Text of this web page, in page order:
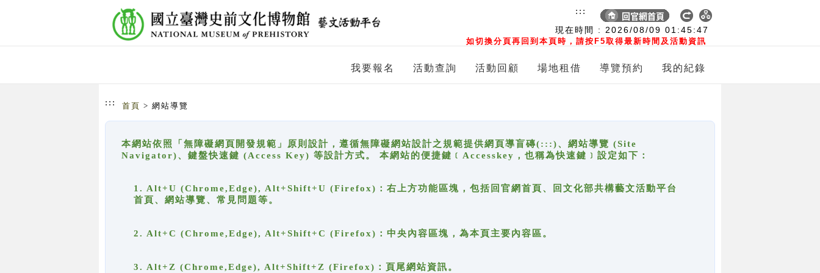
現在時間 : 2026/08/09 01:45:48
如切換分頁再回到本頁時，請按F5取得最新時間及活動資訊
:::
我要報名 活動查詢 活動回顧 場地租借 導覽預約 我的紀錄
::: 首頁 > 網站導覽
本網站依照「無障礙網頁開發規範」原則設計，遵循無障礙網站設計之規範提供網頁導盲磚(:::)、網站導覽 (Site
Navigator)、鍵盤快速鍵 (Access Key) 等設計方式。 本網站的便捷鍵﹝Accesskey，也稱為快速鍵﹞設定如下：
1. Alt+U (Chrome,Edge), Alt+Shift+U (Firefox)：右上方功能區塊，包括回官網首頁、回文化部共構藝文活動平台
首頁、網站導覽、常見問題等。
2. Alt+C (Chrome,Edge), Alt+Shift+C (Firefox)：中央內容區塊，為本頁主要內容區。
3. Alt+Z (Chrome,Edge), Alt+Shift+Z (Firefox)：頁尾網站資訊。